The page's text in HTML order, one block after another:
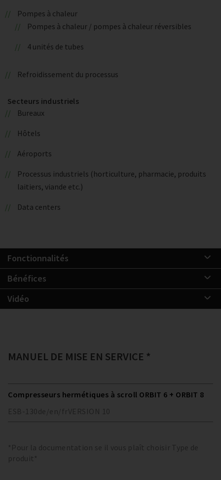
Pompes à chaleur
Pompes à chaleur / pompes à chaleur réversibles
4 unités de tubes
Refroidissement du processus
Secteurs industriels
Bureaux
Hôtels
Aéroports
Processus industriels (horticulture, pharmacie, produits
laitiers, viande etc.)
Data centers
Fonctionnalités
Bénéfices
Vidéo
MANUEL DE MISE EN SERVICE *
Compresseurs hermétiques à scroll ORBIT 6 + ORBIT 8
ESB-130de/en/fr VERSION 10
*Pour la documentation se il vous plaît choisir Type de
produit*